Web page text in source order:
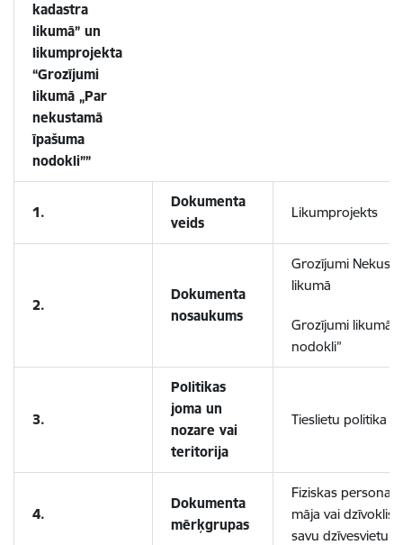
kadastra
likumā” un
likumprojekta
“Grozījumi
likumā „Par
nekustamā
īpašuma
nodokli””
1.
Dokumenta
veids
Likumprojekts
2.
Dokumenta
nosaukums
Grozījumi
likumā
Grozījumi likumā
nodokli”
3.
Politikas
joma un
nozare vai
teritorija
Tieslietu politika
4.
Dokumenta
mērķgrupas
Fiziskas
māja vai dzīvoklis
savu dzīvesvietu.